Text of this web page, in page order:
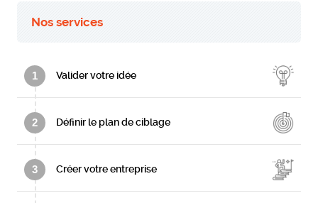
Nos services
1 Valider votre idée
2 Définir le plan de ciblage
3 Créer votre entreprise